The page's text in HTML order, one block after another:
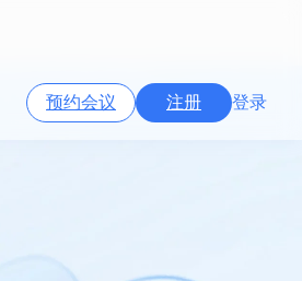
预约会议 注册 登录